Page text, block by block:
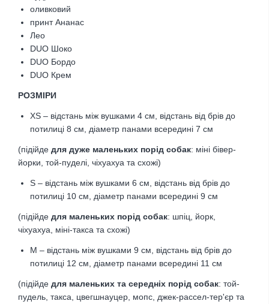
оливковий
принт Ананас
Лео
DUO Шоко
DUO Бордо
DUO Крем
РОЗМІРИ
XS – відстань між вушками 4 см, відстань від брів до
потилиці 8 см, діаметр панами всередині 7 см
(підійде для дуже маленьких порід собак: міні бівер-
йорки, той-пуделі, чіхуахуа та схожі)
S – відстань між вушками 6 см, відстань від брів до
потилиці 10 см, діаметр панами всередині 9 см
(підійде для маленьких порід собак: шпіц, йорк,
чіхуахуа, міні-такса та схожі)
M – відстань між вушками 9 см, відстань від брів до
потилиці 12 см
діаметр панами всередині 11 см
(підійде для маленьких та середніх порід собак: той-
пудель, такса, цвегшнауцер, мопс, джек-рассел-тер'єр та